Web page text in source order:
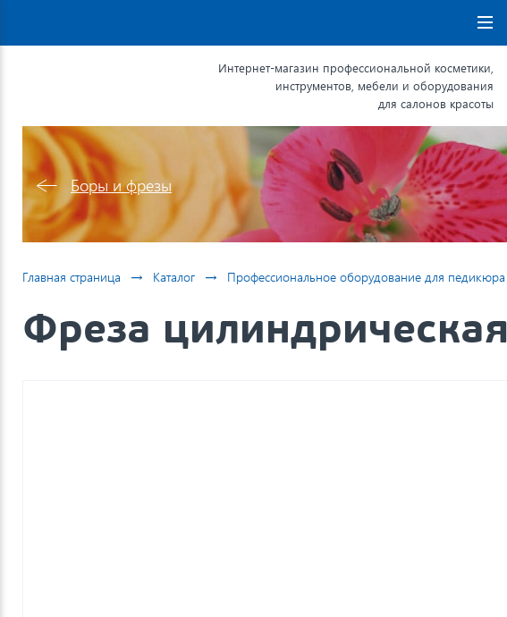
Интернет-магазин профессиональной косметики,
инструментов, мебели и оборудования
для салонов красоты
Боры и фрезы
Главная страница → Каталог → Профессиональное оборудование для педикюра
Фреза